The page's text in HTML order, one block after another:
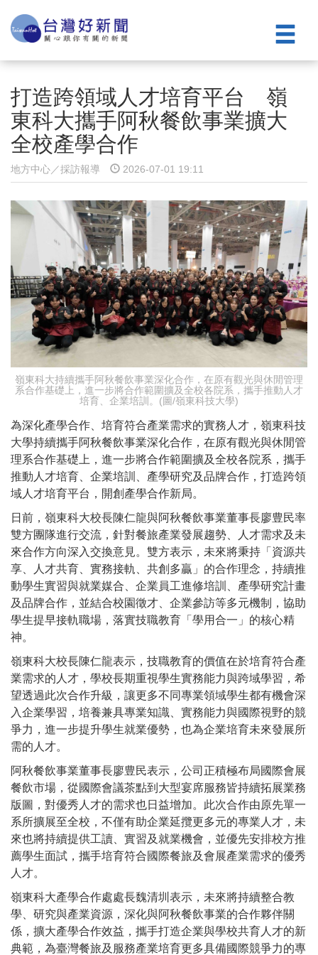
打造跨領域人才培育平台 嶺
東科大攜手阿秋餐飲事業擴大
全校產學合作
地方中心／採訪報導 2026-07-01 19:11
嶺東科大持續攜手阿秋餐飲事業深化合作，在原有觀光與休閒管理
系合作基礎上，進一步將合作範圍擴及全校各院系，攜手推動人才
培育、企業培訓。(圖/嶺東科技大學)
為深化產學合作、培育符合產業需求的實務人才，嶺東科技
大學持續攜手阿秋餐飲事業深化合作，在原有觀光與休閒管
理系合作基礎上，進一步將合作範圍擴及全校各院系，攜手
推動人才培育、企業培訓、產學研究及品牌合作，打造跨領
域人才培育平台，開創產學合作新局。
日前，嶺東科大校長陳仁龍與阿秋餐飲事業董事長廖豊民率
雙方團隊進行交流，針對餐旅產業發展趨勢、人才需求及未
來合作方向深入交換意見。雙方表示，未來將秉持「資源共
享、人才共育、實務接軌、共創多贏」的合作理念，持續推
動學生實習與就業媒合、企業員工進修培訓、產學研究計畫
及品牌合作，並結合校園徵才、企業參訪等多元機制，協助
學生提早接軌職場，落實技職教育「學用合一」的核心精
神。
嶺東科大校長陳仁龍表示，技職教育的價值在於培育符合產
業需求的人才，學校長期重視學生實務能力與跨域學習，希
望透過此次合作升級，讓更多不同專業領域學生都有機會深
入企業學習，培養兼具專業知識、實務能力與國際視野的競
爭力，進一步提升學生就業優勢，也為企業培育未來發展所
需的人才。
阿秋餐飲事業董事長廖豊民表示，公司正積極布局國際會展
餐飲市場，從國際會議茶點到大型宴席服務皆持續拓展業務
版圖，對優秀人才的需求也日益增加。此次合作由原先單一
系所擴展至全校，不僅有助企業延攬更多元的專業人才，未
來也將持續提供工讀、實習及就業機會，並優先安排校方推
薦學生面試，攜手培育符合國際餐旅及會展產業需求的優秀
人才。
嶺東科大產學合作處處長魏清圳表示，未來將持續整合教
學、研究與產業資源，深化與阿秋餐飲事業的合作夥伴關
係，擴大產學合作效益，攜手打造企業與學校共育人才的新
典範，為臺灣餐旅及服務產業培育更多具備國際競爭力的專